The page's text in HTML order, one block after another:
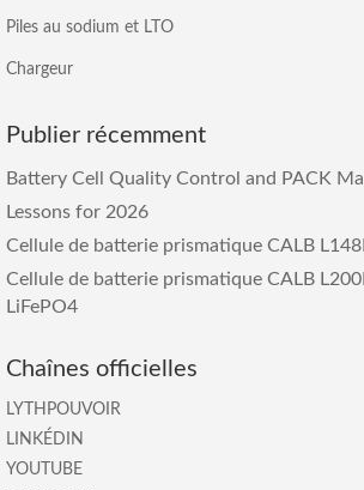
Piles au sodium et LTO
Chargeur
Publier récemment
Battery Cell Quality Control and PACK
Lessons for 2026
Cellule de batterie prismatique CALB
Cellule de batterie prismatique CALB
LiFePO4
Chaînes officielles
LYTHPOUVOIR
LINKÉDIN
YOUTUBE